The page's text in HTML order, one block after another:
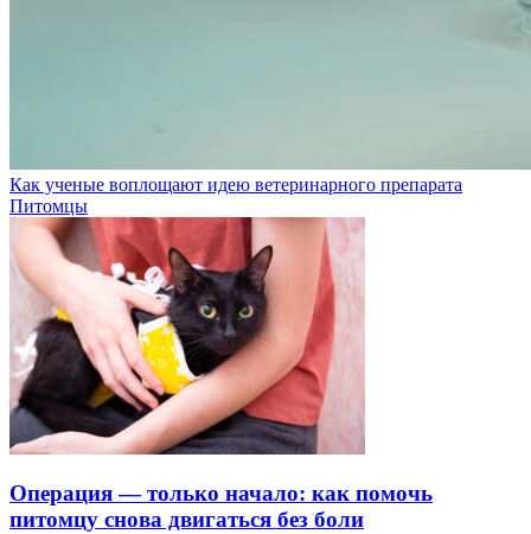
Как ученые воплощают идею ветеринарного препарата
Питомцы
Операция — только начало: как помочь
питомцу снова двигаться без боли